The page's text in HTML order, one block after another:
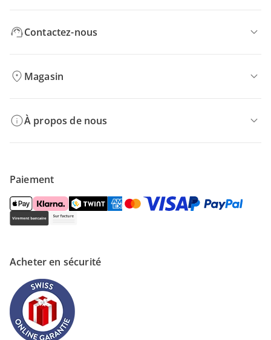
Contactez-nous
Magasin
À propos de nous
Paiement
Acheter en sécurité